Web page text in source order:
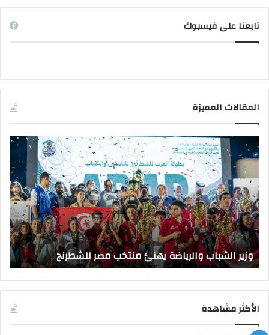
تابعنا على فيسبوك
المقالات المميزة
الشباب والرياضة يهنئ منتخب مصر للشطرنج
وزير
التعليم
العالي
يتفقد
مكتب
التنسيق
الرئيسي
بجامعة
القاهرة
وزير
الأكثر مشاهدة